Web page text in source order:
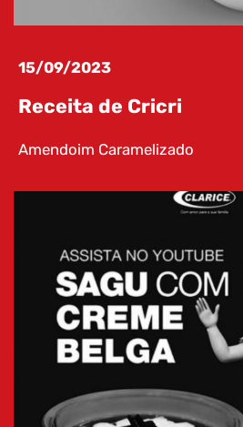
15/09/2023
Receita de Cricri
Amendoim Caramelizado